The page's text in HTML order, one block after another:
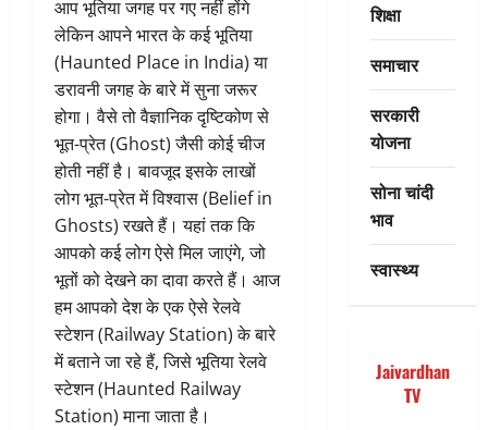
आप भूतिया जगह पर गए नहीं होंगे
लेकिन आपने भारत के कई भूतिया
(Haunted Place in India) या
डरावनी जगह के बारे में सुना जरूर
होगा। वैसे तो वैज्ञानिक दृष्टिकोण से
भूत-प्रेत (Ghost) जैसी कोई चीज
होती नहीं है। बावजूद इसके लाखों
लोग भूत-प्रेत में विश्वास (Belief in
Ghosts) रखते हैं। यहां तक कि
आपको कई लोग ऐसे मिल जाएंगे, जो
भूतों को देखने का दावा करते हैं। आज
हम आपको देश के एक ऐसे रेलवे
स्टेशन (Railway Station) के बारे
में बताने जा रहे हैं, जिसे भूतिया रेलवे
स्टेशन (Haunted Railway
Station) माना जाता है।
शिक्षा
समाचार
सरकारी
योजना
सोना चांदी
भाव
स्वास्थ्य
Jaivardhan
TV